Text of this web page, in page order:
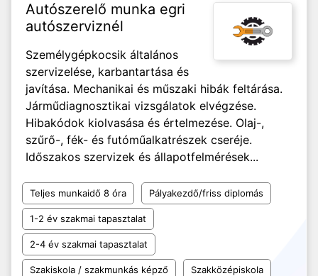
Autószerelő munka egri
autószerviznél
Személygépkocsik általános
szervizelése, karbantartása és
javítása. Mechanikai és műszaki hibák feltárása.
Járműdiagnosztikai vizsgálatok elvégzése.
Hibakódok kiolvasása és értelmezése. Olaj-,
szűrő-, fék- és futóműalkatrészek cseréje.
Időszakos szervizek és állapotfelmérések...
Teljes munkaidő 8 óra Pályakezdő/friss diplomás
1-2 év szakmai tapasztalat
2-4 év szakmai tapasztalat
Szakiskola / szakmunkás képző Szakközépiskola